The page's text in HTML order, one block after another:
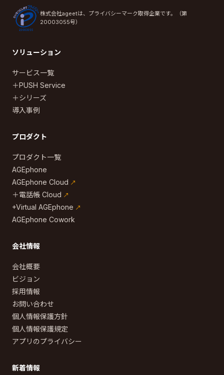
株式会社ageetは、プライバシーマーク取得企業です。（第
20003055号）
ソリューション
サービス一覧
＋PUSH Service
＋シリーズ
導入事例
プロダクト
プロダクト一覧
AGEphone
AGEphone Cloud
＋電話帳 Cloud
+Virtual AGEphone
AGEphone Cowork
会社情報
会社概要
ビジョン
採用情報
お問い合わせ
個人情報保護方針
個人情報保護規定
アプリのプライバシー
新着情報